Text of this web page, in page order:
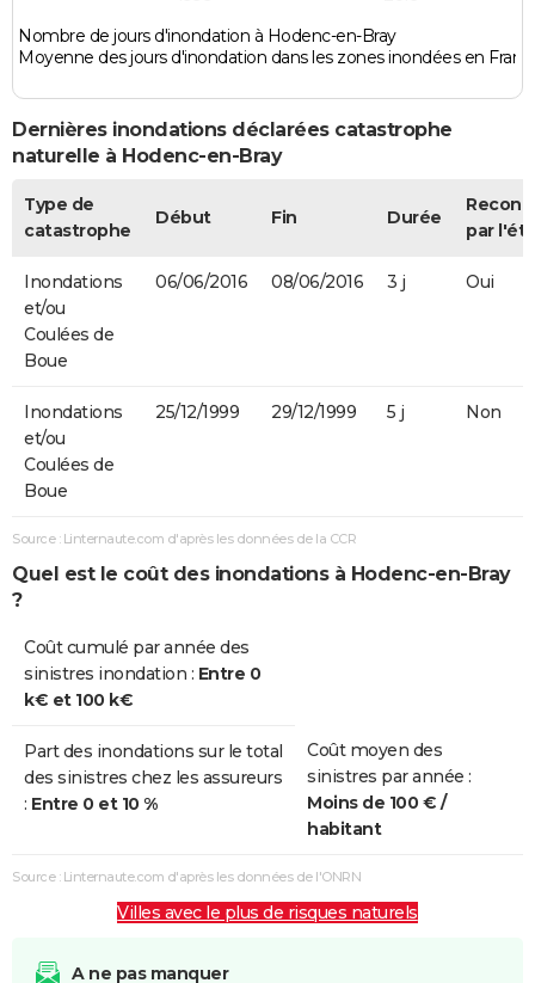
Nombre de jours d'inondation à Hodenc-en-Bray
Moyenne des jours d'inondation dans les zones inondées en
Dernières inondations déclarées catastrophe
naturelle à Hodenc-en-Bray
Type de
catastrophe
Début Fin Durée
par
Inondations
et/ou
Coulées de
Boue
06/06/2016 08/06/2016 3 j Oui
Inondations
et/ou
Coulées de
Boue
25/12/1999 29/12/1999 5 j Non
Source : Linternaute.com d'après les données de la CCR
Quel est le coût des inondations à Hodenc-en-Bray
?
Coût cumulé par année des
sinistres inondation : Entre 0
k€ et 100 k€
Part des inondations sur le total
des sinistres chez les assureurs
: Entre 0 et 10 %
Coût moyen des
sinistres par année :
Moins de 100 € /
habitant
Source : Linternaute.com d'après les données de l'ONRN
Villes avec le plus de risques naturels
A ne pas manquer